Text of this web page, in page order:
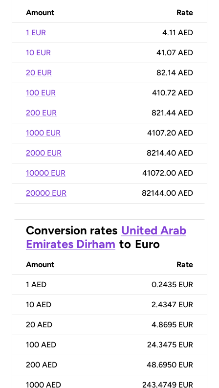
Amount Rate
1 EUR 4.11 AED
10 EUR 41.07 AED
20 EUR 82.14 AED
100 EUR 410.72 AED
200 EUR 821.44 AED
1000 EUR 4107.20 AED
2000 EUR 8214.40 AED
10000 EUR 41072.00 AED
20000 EUR 82144.00 AED
Conversion rates United Arab
Emirates Dirham to Euro
Amount Rate
1 AED 0.2435 EUR
10 AED 2.4347 EUR
20 AED 4.8695 EUR
100 AED 24.3475 EUR
200 AED 48.6950 EUR
1000 AED 243.4749 EUR